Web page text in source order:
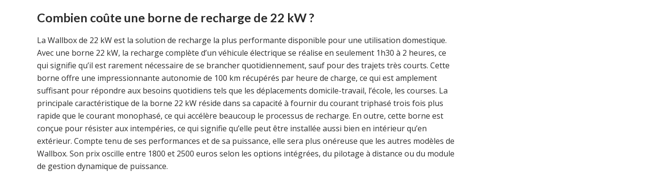
Combien coûte une borne de recharge de 22 kW ?
La Wallbox de 22 kW est la solution de recharge la plus performante disponible pour une utilisation domestique.
Avec une borne 22 kW, la recharge complète d’un véhicule électrique se réalise en seulement 1h30 à 2 heures, ce
qui signifie qu’il est rarement nécessaire de se brancher quotidiennement, sauf pour des trajets très courts. Cette
borne offre une impressionnante autonomie de 100 km récupérés par heure de charge, ce qui est amplement
suffisant pour répondre aux besoins quotidiens tels que les déplacements domicile-travail, l’école, les courses. La
principale caractéristique de la borne 22 kW réside dans sa capacité à fournir du courant triphasé trois fois plus
rapide que le courant monophasé, ce qui accélère beaucoup le processus de recharge. En outre, cette borne est
conçue pour résister aux intempéries, ce qui signifie qu’elle peut être installée aussi bien en intérieur qu’en
extérieur. Compte tenu de ses performances et de sa puissance, elle sera plus onéreuse que les autres modèles de
Wallbox. Son prix oscille entre 1800 et 2500 euros selon les options intégrées, du pilotage à distance ou du module
de gestion dynamique de puissance.